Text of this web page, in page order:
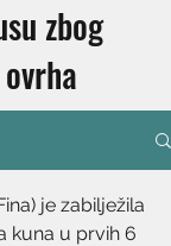
zbog
je zabilježila
kuna u prvih 6